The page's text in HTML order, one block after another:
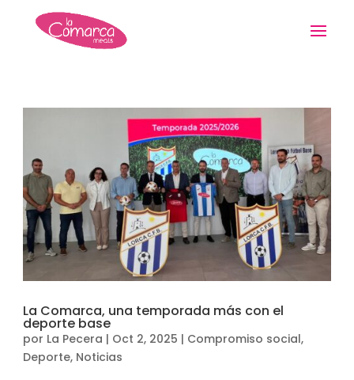
La Comarca, una temporada más con el
deporte base
por La Pecera | Oct 2, 2025 | Compromiso social,
Deporte, Noticias